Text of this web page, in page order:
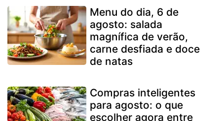
Menu do dia, 6 de
agosto: salada
magnífica de verão,
carne desfiada e doce
de natas
Compras inteligentes
para agosto: o que
escolher agora entre